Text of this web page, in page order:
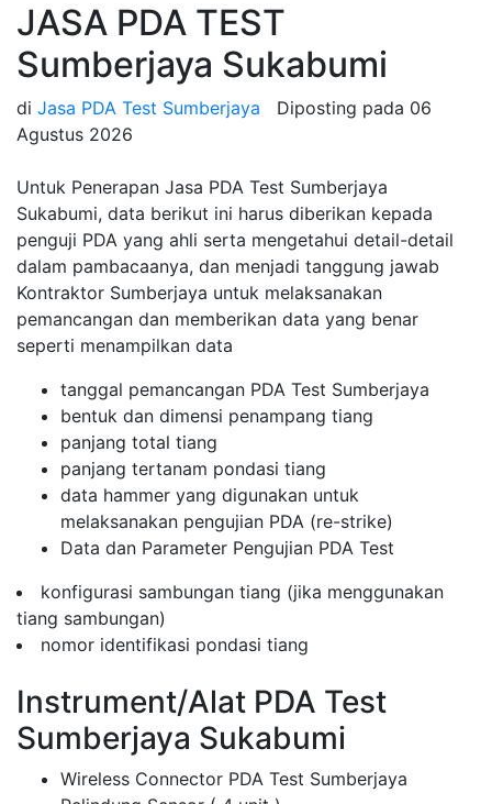
JASA PDA TEST
Sumberjaya Sukabumi
di Jasa PDA Test Sumberjaya Diposting pada 06
Agustus 2026
Untuk Penerapan Jasa PDA Test Sumberjaya
Sukabumi, data berikut ini harus diberikan kepada
penguji PDA yang ahli serta mengetahui detail-detail
dalam pambacaanya, dan menjadi tanggung jawab
Kontraktor Sumberjaya untuk melaksanakan
pemancangan dan memberikan data yang benar
seperti menampilkan data
tanggal pemancangan PDA Test Sumberjaya
bentuk dan dimensi penampang tiang
panjang total tiang
panjang tertanam pondasi tiang
data hammer yang digunakan untuk
melaksanakan pengujian PDA (re-strike)
Data dan Parameter Pengujian PDA Test
konfigurasi sambungan tiang (jika menggunakan
tiang sambungan)
nomor identifikasi pondasi tiang
Instrument/Alat PDA Test
Sumberjaya Sukabumi
Wireless Connector PDA Test Sumberjaya